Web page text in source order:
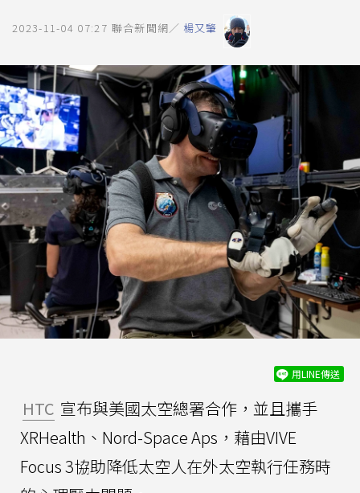
2023-11-04 07:27 聯合新聞網／ 楊又肇
用LINE傳送
HTC 宣布與美國太空總署合作，並且攜手
XRHealth、Nord-Space Aps，藉由VIVE
Focus 3協助降低太空人在外太空執行任務時